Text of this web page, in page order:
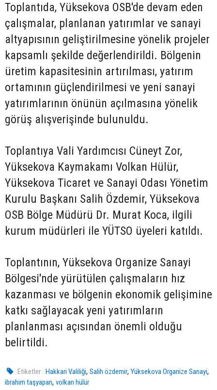
Toplantıda, Yüksekova OSB'de devam eden
çalışmalar, planlanan yatırımlar ve sanayi
altyapısının geliştirilmesine yönelik projeler
kapsamlı şekilde değerlendirildi. Bölgenin
üretim kapasitesinin artırılması, yatırım
ortamının güçlendirilmesi ve yeni sanayi
yatırımlarının önünün açılmasına yönelik
görüş alışverişinde bulunuldu.
Toplantıya Vali Yardımcısı Cüneyt Zor,
Yüksekova Kaymakamı Volkan Hülür,
Yüksekova Ticaret ve Sanayi Odası Yönetim
Kurulu Başkanı Salih Özdemir, Yüksekova
OSB Bölge Müdürü Dr. Murat Koca, ilgili
kurum müdürleri ile YÜTSO üyeleri katıldı.
Toplantının, Yüksekova Organize Sanayi
Bölgesi'nde yürütülen çalışmaların hız
kazanması ve bölgenin ekonomik gelişimine
katkı sağlayacak yeni yatırımların
planlanması açısından önemli olduğu
belirtildi.
Etiketler : Hakkari Valiliği,Salih özdemir,Yüksekova Organize Sanayi,
ibrahim taşyapan, volkan hülür